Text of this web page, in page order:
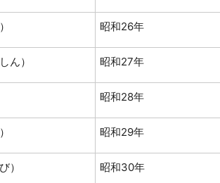
昭和26年
ん） 昭和27年
昭和28年
昭和29年
） 昭和30年